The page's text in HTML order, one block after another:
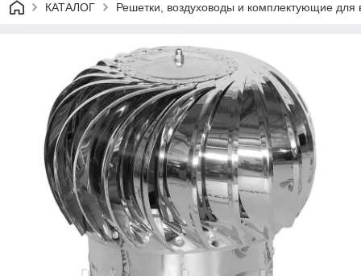
КАТАЛОГ Решетки, воздуховоды и комплектующие для